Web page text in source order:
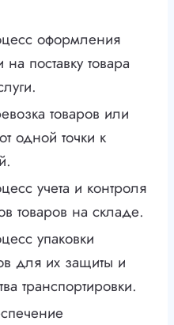
оформления
на поставку товара
товаров или
одной точки к
учета и контроля
товаров на складе.
упаковки
для их защиты и
транспортировки.